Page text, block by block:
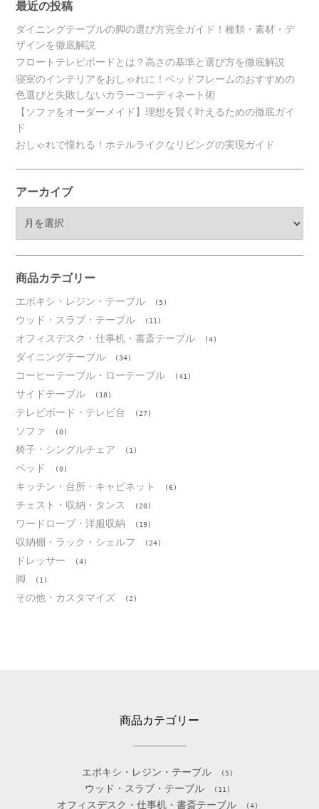
最近の投稿
ダイニングテーブルの脚の選び方完全ガイド！種類・素材・デ
ザインを徹底解説
フロートテレビボードとは？高さの基準と選び方を徹底解説
寝室のインテリアをおしゃれに！ベッドフレームのおすすめの
色選びと失敗しないカラーコーディネート術
【ソファをオーダーメイド】理想を賢く叶えるための徹底ガイ
ド
おしゃれで憧れる！ホテルライクなリビングの実現ガイド
アーカイブ
ブ
商品カテゴリー
エポキシ・レジン・テーブル (5)
ウッド・スラブ・テーブル (11)
オフィスデスク・仕事机・書斎テーブル (4)
ダイニングテーブル (34)
コーヒーテーブル・ローテーブル (41)
サイドテーブル (18)
テレビボード・テレビ台 (27)
ソファ (0)
椅子・シングルチェア (1)
ベッド (0)
キッチン・台所・キャビネット (6)
チェスト・収納・タンス (20)
ワードローブ・洋服収納 (19)
収納棚・ラック・シェルフ (24)
ドレッサー (4)
脚 (1)
その他・カスタマイズ (2)
商品カテゴリー
エポキシ・レジン・テーブル (5)
ウッド・スラブ・テーブル (11)
オフィスデスク・仕事机・書斎テーブル (4)